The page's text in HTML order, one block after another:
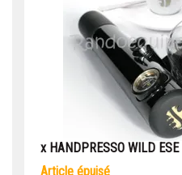
x HANDPRESSO WILD
article épuisé